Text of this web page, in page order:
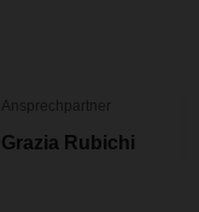
Ansprechpartner
Grazia Rubichi